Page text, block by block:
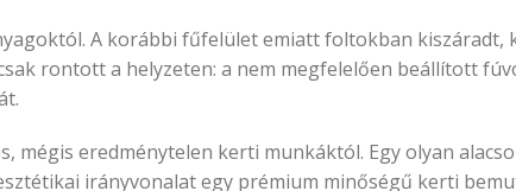
A korábbi fűfelület emiatt foltokban kiszáradt,
rontott a helyzeten: a nem megfelelően beállított
eredménytelen kerti munkáktól. Egy olyan
irányvonalat egy prémium minőségű kerti